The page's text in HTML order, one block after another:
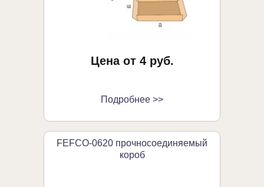
Цена от 4 руб.
Подробнее >>
FEFCO-0620 прочносоединяемый
короб